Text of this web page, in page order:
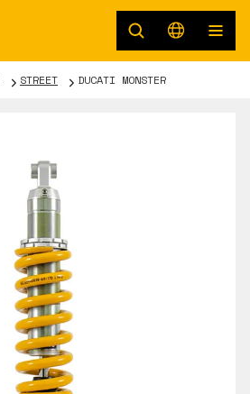
STREET DUCATI MONSTER